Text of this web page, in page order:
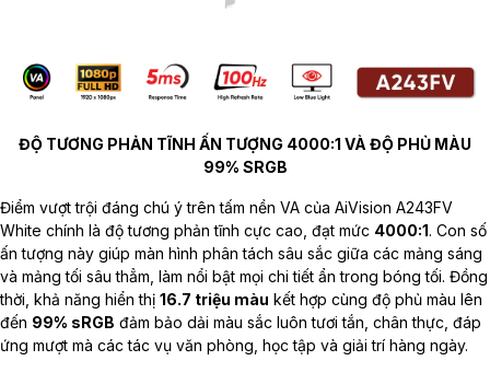
ĐỘ TƯƠNG PHẢN TĨNH ẤN TƯỢNG 4000:1 VÀ ĐỘ PHỦ MÀU
99% SRGB
Điểm vượt trội đáng chú ý trên tấm nền VA của AiVision A243FV
White chính là độ tương phản tĩnh cực cao, đạt mức 4000:1. Con số
ấn tượng này giúp màn hình phân tách sâu sắc giữa các mảng sáng
và mảng tối sâu thẳm, làm nổi bật mọi chi tiết ẩn trong bóng tối. Đồng
thời, khả năng hiển thị 16.7 triệu màu kết hợp cùng độ phủ màu lên
đến 99% sRGB đảm bảo dải màu sắc luôn tươi tắn, chân thực, đáp
ứng mượt mà các tác vụ văn phòng, học tập và giải trí hàng ngày.